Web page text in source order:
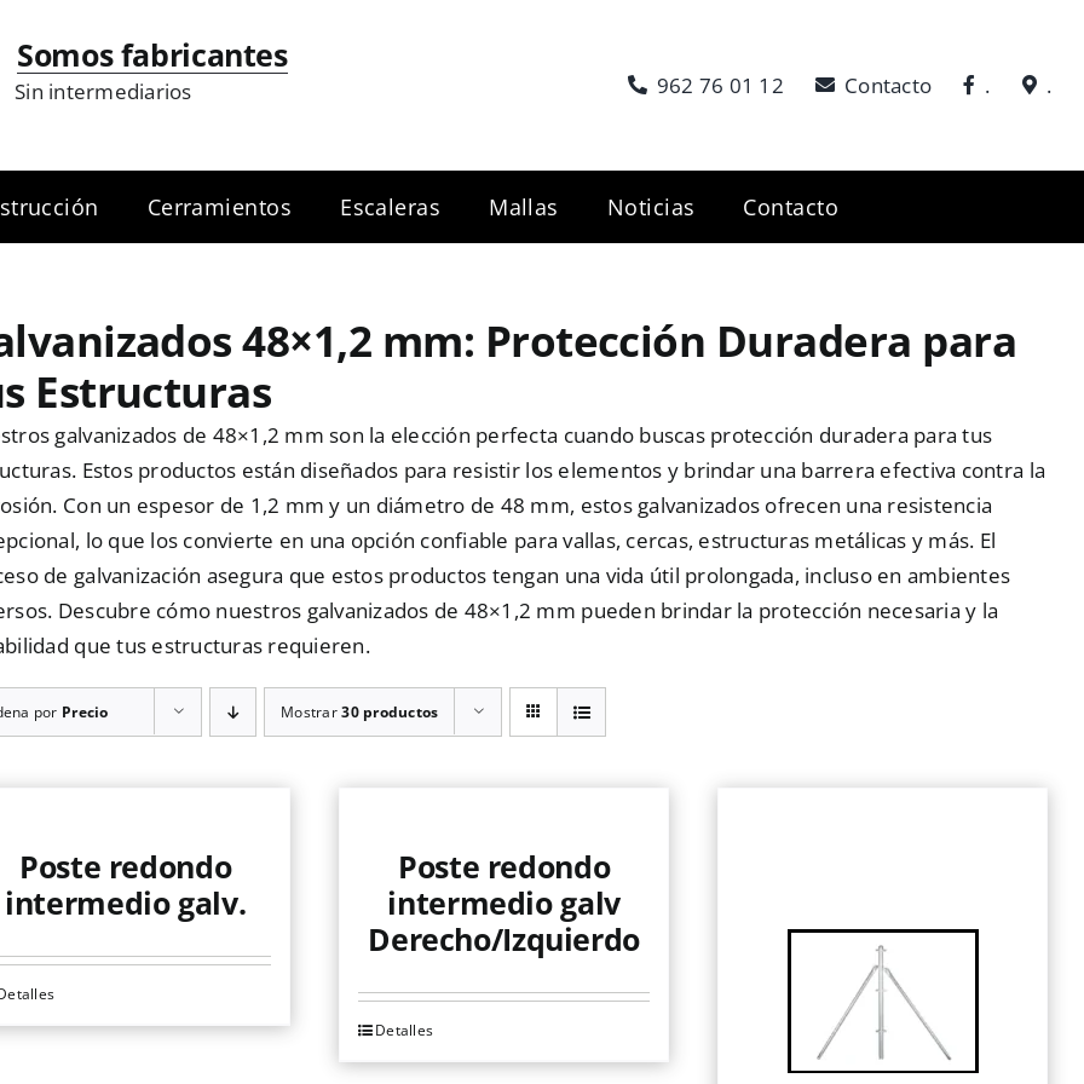
Somos fabricantes
Sin intermediarios 962 76 01 12 Contacto . .
Cerramientos Escaleras Mallas Noticias Contacto
48×1,2 mm: Protección Duradera para
Estructuras
galvanizados de 48×1,2 mm son la elección perfecta cuando buscas protección duradera para tus
Estos productos están diseñados para resistir los elementos y brindar una barrera efectiva contra la
Con un espesor de 1,2 mm y un diámetro de 48 mm, estos galvanizados ofrecen una resistencia
lo que los convierte en una opción confiable para vallas, cercas, estructuras metálicas y más. El
de galvanización asegura que estos productos tengan una vida útil prolongada, incluso en ambientes
Descubre cómo nuestros galvanizados de 48×1,2 mm pueden brindar la protección necesaria y la
que tus estructuras requieren.
por Precio Mostrar30 productos
Poste redondo
intermedio galv.
Poste redondo
intermedio galv
Derecho/Izquierdo
Este
producto
Detalles